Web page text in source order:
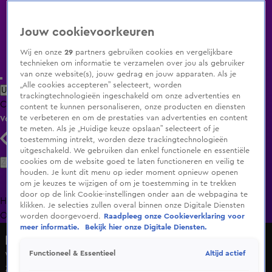
Uitzending Gemist Populaire programma's Zenders Genres
ClipsFilmsRadioSmart TV inlogShop
Volg KIJK
Zoeken
HomeUitzending Gemist Programma's De Bondgenoten
OranjezomerLivestreamsShop
Weerbericht zaterdag 13 juni 2026
Za 13 juni, 10:28
Jouw cookievoorkeuren
Wij en onze29 partners gebruiken cookies en vergelijkbare
technieken om informatie te verzamelen over jou als gebruiker
van onze website(s), jouw gedrag en jouw apparaten. Als je
„Alle cookies accepteren” selecteert, worden
trackingtechnologieën ingeschakeld om onze advertenties en
content te kunnen personaliseren, onze producten en diensten
te verbeteren en om de prestaties van advertenties en content
te meten. Als je „Huidige keuze opslaan” selecteert of je
toestemming intrekt, worden deze trackingtechnologieën
uitgeschakeld. We gebruiken dan enkel functionele en essentiële
cookies om de website goed te laten functioneren en veilig te
houden. Je kunt dit menu op ieder moment opnieuw openen
om je keuzes te wijzigen of om je toestemming in te trekken
door op de link Cookie-instellingen onder aan de webpagina te
klikken. Je selecties zullen overal binnen onze Digitale Diensten
worden doorgevoerd.
Raadpleeg onze Cookieverklaring voor
meer informatie.
Bekijk hier onze Digitale Diensten.
Functioneel & Essentieel Altijd actief